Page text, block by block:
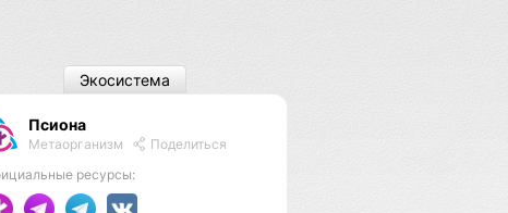
Псиона
Метаорганизм
Поделиться
ресурсы:
Экосистема